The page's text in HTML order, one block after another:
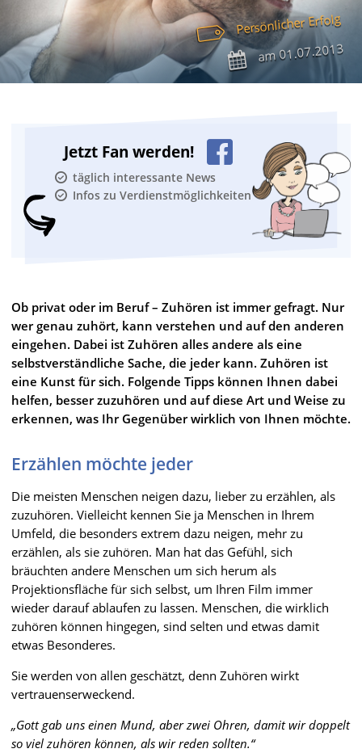
Persönlicher Erfolg
am01.07.2013
Jetzt Fan werden!
täglich interessante News
Infos zu Verdienstmöglichkeiten
Ob privat oder im Beruf – Zuhören ist immer gefragt. Nur
wer genau zuhört, kann verstehen und auf den anderen
eingehen. Dabei ist Zuhören alles andere als eine
selbstverständliche Sache, die jeder kann. Zuhören ist
eine Kunst für sich. Folgende Tipps können Ihnen dabei
helfen, besser zuzuhören und auf diese Art und Weise zu
erkennen, was Ihr Gegenüber wirklich von Ihnen möchte.
Erzählen möchte jeder
Die meisten Menschen neigen dazu, lieber zu erzählen, als
zuzuhören. Vielleicht kennen Sie ja Menschen in Ihrem
Umfeld, die besonders extrem dazu neigen, mehr zu
erzählen, als sie zuhören. Man hat das Gefühl, sich
bräuchten andere Menschen um sich herum als
Projektionsfläche für sich selbst, um Ihren Film immer
wieder darauf ablaufen zu lassen. Menschen, die wirklich
zuhören können hingegen, sind selten und etwas damit
etwas Besonderes.
Sie werden von allen geschätzt, denn Zuhören wirkt
vertrauenserweckend.
„Gott gab uns einen Mund, aber zwei Ohren, damit wir doppelt
so viel zuhören können, als wir reden sollten.“